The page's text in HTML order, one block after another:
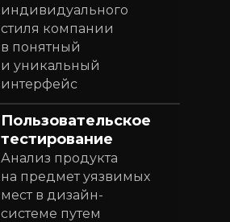
индивидуального
стиля компании
в понятный
и уникальный
интерфейс
Пользовательское
тестирование
Анализ продукта
на предмет уязвимых
мест в дизайн-
системе путем